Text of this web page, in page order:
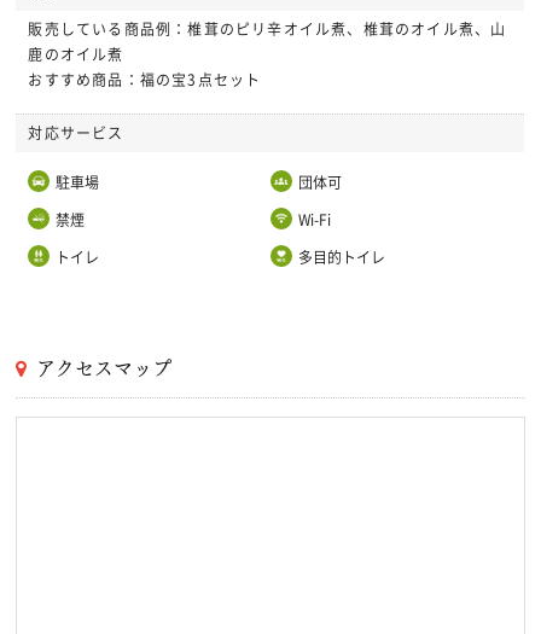
販売している商品例：椎茸のピリ辛オイル煮、椎茸のオイル煮、山
鹿のオイル煮
おすすめ商品：福の宝3点セット
対応サービス
駐車場 団体可
禁煙 Wi-Fi
トイレ 多目的トイレ
アクセスマップ